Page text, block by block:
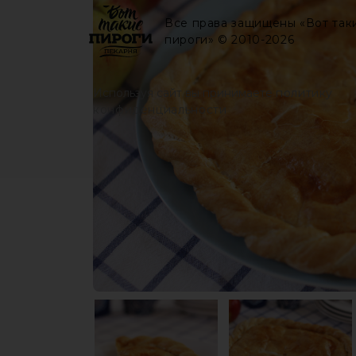
Все права защищены «Вот
пироги» © 2010-2026
Используя сайт вы принимаете
политику